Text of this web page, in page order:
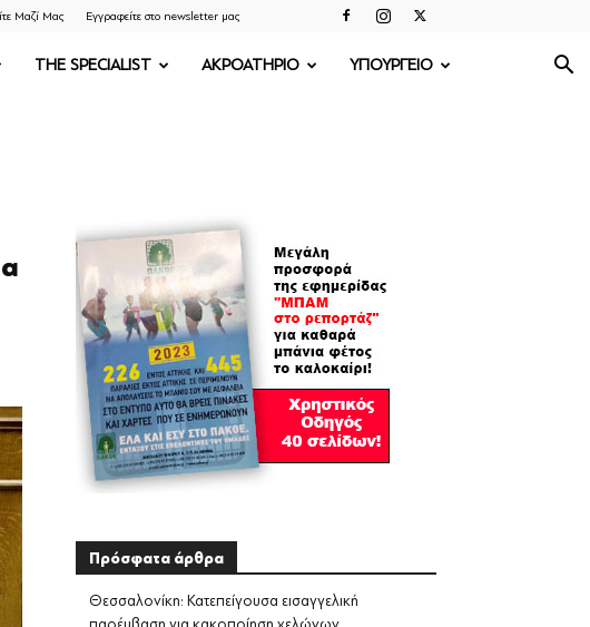
Μαζί Μας Εγγραφείτε στο newsletter μας
THE SPECIALIST ΑΚΡΟΑΤΗΡΙΟ ΥΠΟΥΡΓΕΙΟ
Πρόσφατα άρθρα
Θεσσαλονίκη: Κατεπείγουσα εισαγγελική